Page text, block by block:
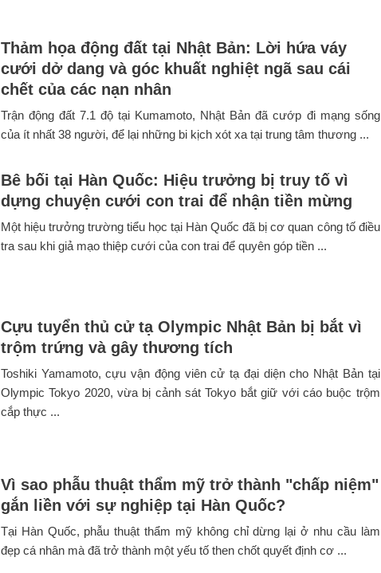
Thảm họa động đất tại Nhật Bản: Lời hứa váy
cưới dở dang và góc khuất nghiệt ngã sau cái
chết của các nạn nhân
Trận động đất 7.1 độ tại Kumamoto, Nhật Bản đã cướp đi mạng sống
của ít nhất 38 người, để lại những bi kịch xót xa tại trung tâm thương ...
Bê bối tại Hàn Quốc: Hiệu trưởng bị truy tố vì
dựng chuyện cưới con trai để nhận tiền mừng
Một hiệu trưởng trường tiểu học tại Hàn Quốc đã bị cơ quan công tố điều
tra sau khi giả mạo thiệp cưới của con trai để quyên góp tiền ...
Cựu tuyển thủ cử tạ Olympic Nhật Bản bị bắt vì
trộm trứng và gây thương tích
Toshiki Yamamoto, cựu vận động viên cử tạ đại diện cho Nhật Bản tại
Olympic Tokyo 2020, vừa bị cảnh sát Tokyo bắt giữ với cáo buộc trộm
cắp thực ...
Vì sao phẫu thuật thẩm mỹ trở thành "chấp niệm"
gắn liền với sự nghiệp tại Hàn Quốc?
Tại Hàn Quốc, phẫu thuật thẩm mỹ không chỉ dừng lại ở nhu cầu làm
đẹp cá nhân mà đã trở thành một yếu tố then chốt quyết định cơ ...